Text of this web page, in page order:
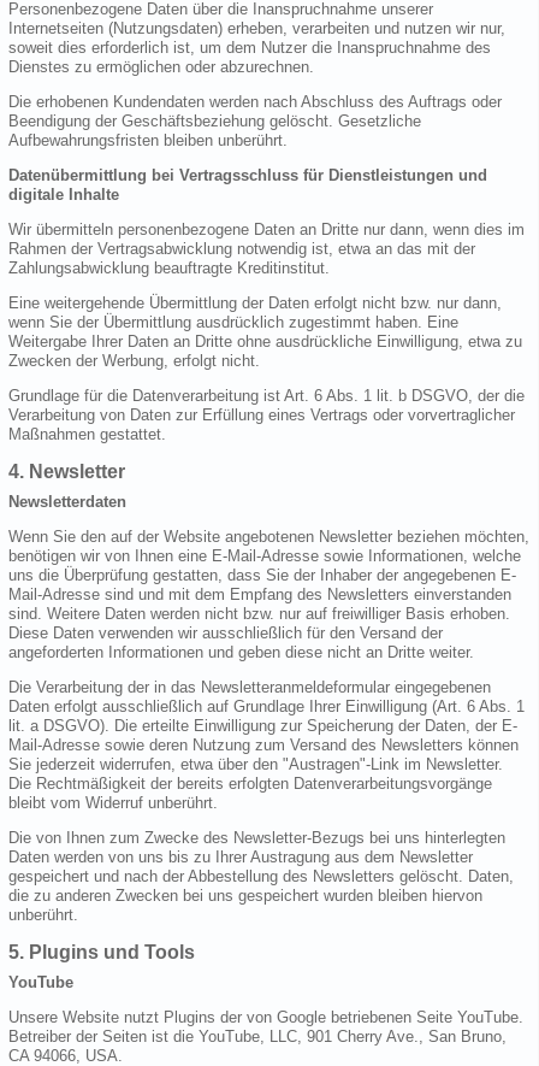
Personenbezogene Daten über die Inanspruchnahme unserer
Internetseiten (Nutzungsdaten) erheben, verarbeiten und nutzen wir nur,
soweit dies erforderlich ist, um dem Nutzer die Inanspruchnahme des
Dienstes zu ermöglichen oder abzurechnen.
Die erhobenen Kundendaten werden nach Abschluss des Auftrags oder
Beendigung der Geschäftsbeziehung gelöscht. Gesetzliche
Aufbewahrungsfristen bleiben unberührt.
Datenübermittlung bei Vertragsschluss für Dienstleistungen und
digitale Inhalte
Wir übermitteln personenbezogene Daten an Dritte nur dann, wenn dies im
Rahmen der Vertragsabwicklung notwendig ist, etwa an das mit der
Zahlungsabwicklung beauftragte Kreditinstitut.
Eine weitergehende Übermittlung der Daten erfolgt nicht bzw. nur dann,
wenn Sie der Übermittlung ausdrücklich zugestimmt haben. Eine
Weitergabe Ihrer Daten an Dritte ohne ausdrückliche Einwilligung, etwa zu
Zwecken der Werbung, erfolgt nicht.
Grundlage für die Datenverarbeitung ist Art. 6 Abs. 1 lit. b DSGVO, der die
Verarbeitung von Daten zur Erfüllung eines Vertrags oder vorvertraglicher
Maßnahmen gestattet.
4. Newsletter
Newsletterdaten
Wenn Sie den auf der Website angebotenen Newsletter beziehen möchten,
benötigen wir von Ihnen eine E-Mail-Adresse sowie Informationen, welche
uns die Überprüfung gestatten, dass Sie der Inhaber der angegebenen E-
Mail-Adresse sind und mit dem Empfang des Newsletters einverstanden
sind. Weitere Daten werden nicht bzw. nur auf freiwilliger Basis erhoben.
Diese Daten verwenden wir ausschließlich für den Versand der
angeforderten Informationen und geben diese nicht an Dritte weiter.
Die Verarbeitung der in das Newsletteranmeldeformular eingegebenen
Daten erfolgt ausschließlich auf Grundlage Ihrer Einwilligung (Art. 6 Abs. 1
lit. a DSGVO). Die erteilte Einwilligung zur Speicherung der Daten, der E-
Mail-Adresse sowie deren Nutzung zum Versand des Newsletters können
Sie jederzeit widerrufen, etwa über den "Austragen"-Link im Newsletter.
Die Rechtmäßigkeit der bereits erfolgten Datenverarbeitungsvorgänge
bleibt vom Widerruf unberührt.
Die von Ihnen zum Zwecke des Newsletter-Bezugs bei uns hinterlegten
Daten werden von uns bis zu Ihrer Austragung aus dem Newsletter
gespeichert und nach der Abbestellung des Newsletters gelöscht. Daten,
die zu anderen Zwecken bei uns gespeichert wurden bleiben hiervon
unberührt.
5. Plugins und Tools
YouTube
Unsere Website nutzt Plugins der von Google betriebenen Seite YouTube.
Betreiber der Seiten ist die YouTube, LLC, 901 Cherry Ave., San Bruno,
CA 94066, USA.